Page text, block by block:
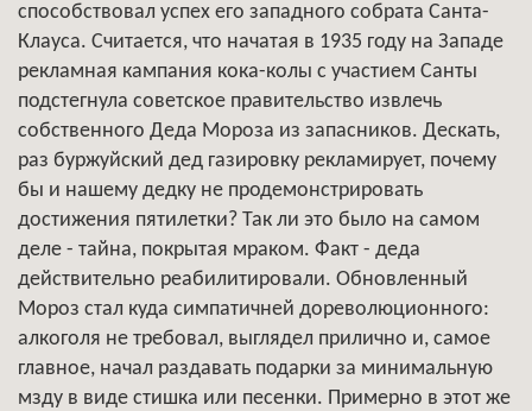
способствовал успех его западного собрата Санта-
Клауса. Считается, что начатая в 1935 году на Западе
рекламная кампания кока-колы с участием Санты
подстегнула советское правительство извлечь
собственного Деда Мороза из запасников. Дескать,
раз буржуйский дед газировку рекламирует, почему
бы и нашему дедку не продемонстрировать
достижения пятилетки? Так ли это было на самом
деле - тайна, покрытая мраком. Факт - деда
действительно реабилитировали. Обновленный
Мороз стал куда симпатичней дореволюционного:
алкоголя не требовал, выглядел прилично и, самое
главное, начал раздавать подарки за минимальную
мзду в виде стишка или песенки. Примерно в этот же